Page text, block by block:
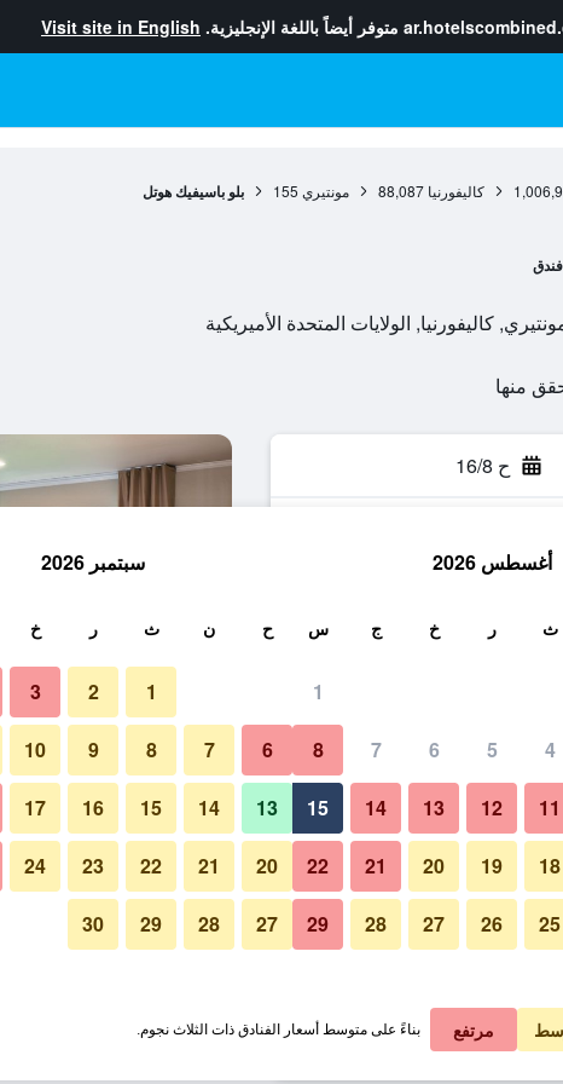
متوفر أيضاً باللغة الإنجليزية. Visit site in English
كاليفورنيا 88,087 مونتيري 155 بلو باسيفيك هوتل
فندق
ح 16/8
في الليلة
﷼ عرض الصفقة
﷼ عرض الصفقة
غرفة نوم
صور لـ بلو باسيفيك هوتل
أغسطس 2026
ث ر خ ج س
1
4
5
6
7
8
11
12
13
14
15
18
19
20
21
22
25
26
27
28
29
سبتمبر 2026
ح ن ث ر خ
1
2
3
6
7
8
9
10
13
14
15
16
17
20
21
22
23
24
27
28
29
30
مرتفع بناءً على متوسط أسعار الفنادق ذات الثلاث نجوم.